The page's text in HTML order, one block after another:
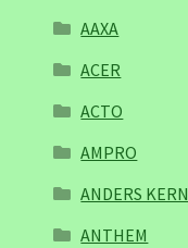
AAXA
ACER
ACTO
AMPRO
ANDERS KERN
ANTHEM